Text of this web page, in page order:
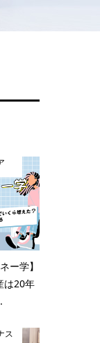
ー学】
は20年
ス